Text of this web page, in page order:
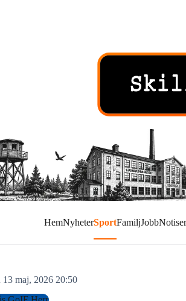
HemNyheterSportFamiljJobbNotiser
13 maj, 2026 20:50